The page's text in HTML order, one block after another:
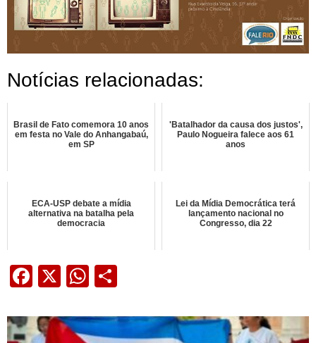
Notícias relacionadas:
Brasil de Fato comemora 10 anos
em festa no Vale do Anhangabaú,
em SP
'Batalhador da causa dos justos',
Paulo Nogueira falece aos 61
anos
ECA-USP debate a mídia
alternativa na batalha pela
democracia
Lei da Mídia Democrática terá
lançamento nacional no
Congresso, dia 22
Facebook
X WhatsApp